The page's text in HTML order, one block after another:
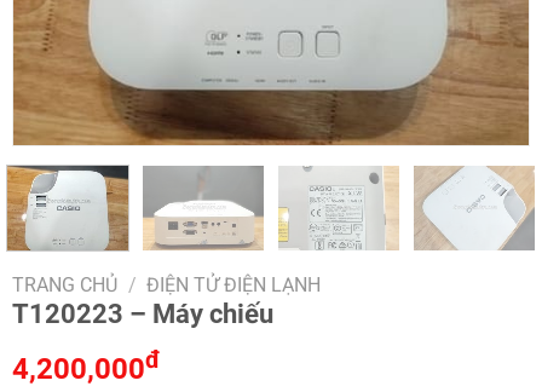
TRANG CHỦ / ĐIỆN TỬ ĐIỆN LẠNH
T120223 – Máy chiếu
4,200,000đ